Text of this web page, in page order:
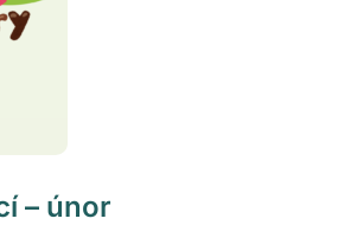
– únor